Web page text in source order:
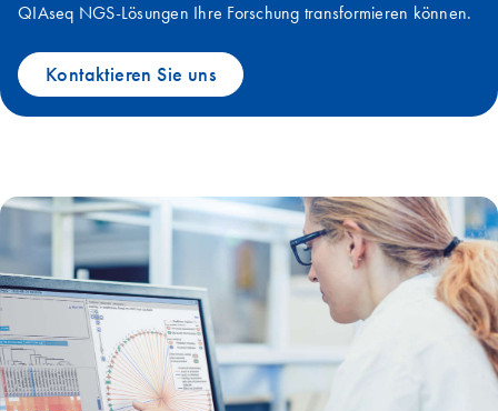
QIAseq NGS-Lösungen Ihre Forschung transformieren können.
Kontaktieren Sie uns